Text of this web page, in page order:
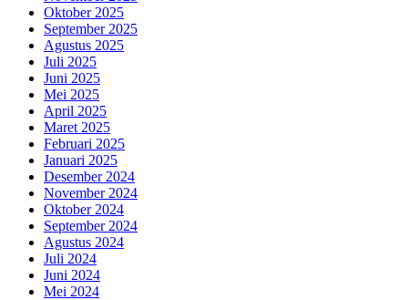
Oktober 2025
September 2025
Agustus 2025
Juli 2025
Juni 2025
Mei 2025
April 2025
Maret 2025
Februari 2025
Januari 2025
Desember 2024
November 2024
Oktober 2024
September 2024
Agustus 2024
Juli 2024
Juni 2024
Mei 2024